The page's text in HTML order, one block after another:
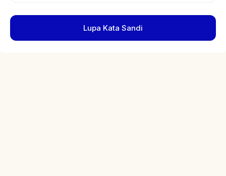
Lupa Kata Sandi